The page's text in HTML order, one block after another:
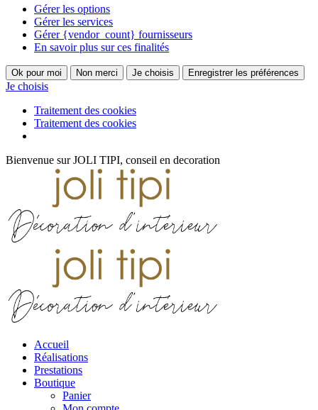
Gérer les options
Gérer les services
Gérer {vendor_count} fournisseurs
En savoir plus sur ces finalités
Ok pour moi Non merci Je choisis Enregistrer les préférences
Je choisis
Traitement des cookies
Traitement des cookies
Passer
Bienvenue sur JOLI TIPI, conseil en decoration
Accueil
Réalisations
Prestations
Boutique
Panier